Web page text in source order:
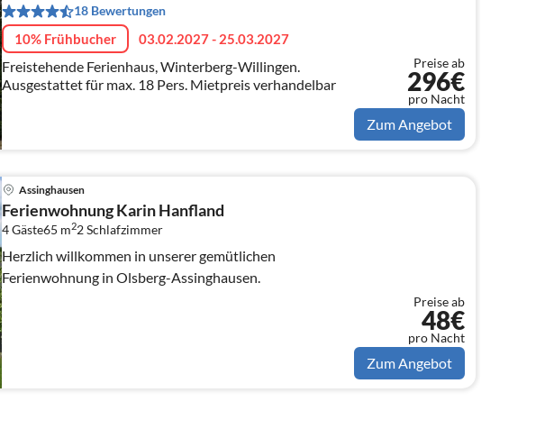
18 Bewertungen
10% Frühbucher 03.02.2027 - 25.03.2027
Freistehende Ferienhaus, Winterberg-Willingen.
Ausgestattet für max. 18 Pers. Mietpreis verhandelbar
Preise ab
296€
pro Nacht
Zum Angebot
Assinghausen
Ferienwohnung Karin Hanfland
4 Gäste65 m22Schlafzimmer
Herzlich willkommen in unserer gemütlichen
Ferienwohnung in Olsberg-Assinghausen.
Preise ab
48€
pro Nacht
Zum Angebot